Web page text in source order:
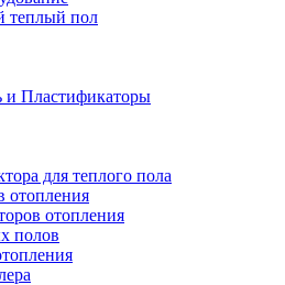
теплый пол
и Пластификаторы
для теплого пола
отопления
отопления
полов